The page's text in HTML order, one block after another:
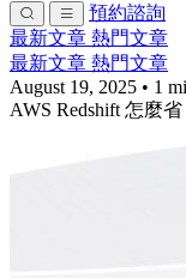
預約諮詢
最新文章 熱門文章
最新文章 熱門文章
August 19, 2025 • 1
AWS Redshift 怎麼